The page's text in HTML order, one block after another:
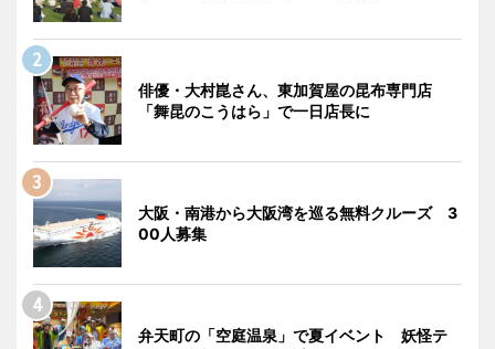
俳優・大村崑さん、東加賀屋の昆布専門店
「舞昆のこうはら」で一日店長に
大阪・南港から大阪湾を巡る無料クルーズ 3
00人募集
弁天町の「空庭温泉」で夏イベント 妖怪テ